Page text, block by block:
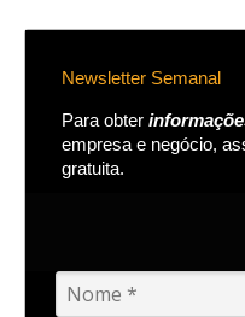
Newsletter Semanal
Para obter
empresa e negócio,
gratuita.